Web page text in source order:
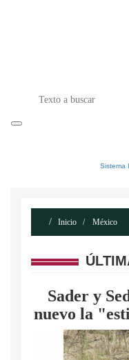
Sistema
Inicio México
Sader y
nuevo la